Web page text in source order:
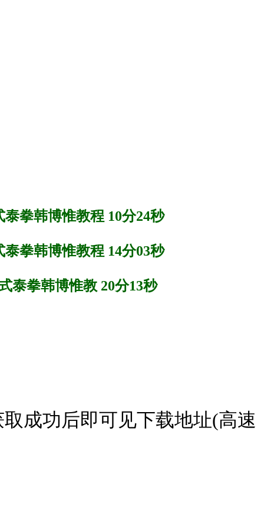
拳韩博惟教程 10分24秒
拳韩博惟教程 14分03秒
泰拳韩博惟教 20分13秒
取成功后即可见下载地址(高速